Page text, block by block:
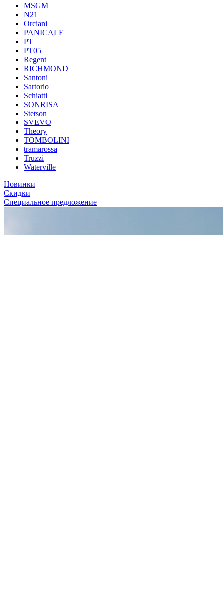
MSGM
N21
Orciani
PANICALE
PT
PT05
Regent
RICHMOND
Santoni
Sartorio
Schiatti
SONRISA
Stetson
SVEVO
Theory
TOMBOLINI
tramarossa
Truzzi
Waterville
Новинки
Скидки
Специальное предложение